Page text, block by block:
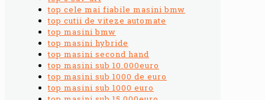
top cele mai fiabile masini bmw
top cutii de viteze automate
top masini bmw
top masini hybride
top masini second hand
top masini sub 10.000euro
top masini sub 1000 de euro
top masini sub 1000 euro